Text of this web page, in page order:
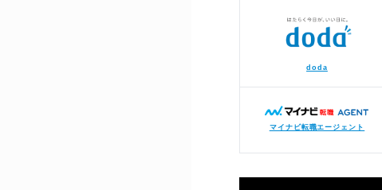
doda
マイナビ転職エージェント